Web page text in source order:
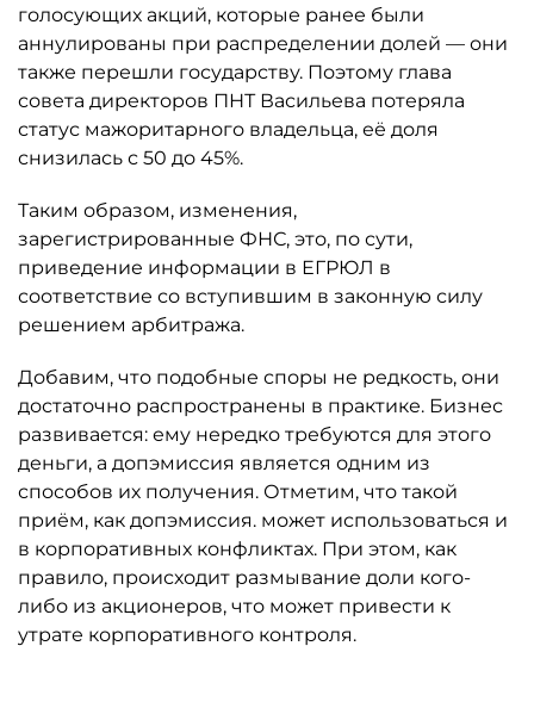
голосующих акций, которые ранее были
аннулированы при распределении долей — они
также перешли государству. Поэтому глава
совета директоров ПНТ Васильева потеряла
статус мажоритарного владельца, её доля
снизилась с 50 до 45%.
Таким образом, изменения,
зарегистрированные ФНС, это, по сути,
приведение информации в ЕГРЮЛ в
соответствие со вступившим в законную силу
решением арбитража.
Добавим, что подобные споры не редкость, они
достаточно распространены в практике. Бизнес
развивается: ему нередко требуются для этого
деньги, а допэмиссия является одним из
способов их получения. Отметим, что такой
приём, как допэмиссия. может использоваться и
в корпоративных конфликтах. При этом, как
правило, происходит размывание доли кого-
либо из акционеров, что может привести к
утрате корпоративного контроля.